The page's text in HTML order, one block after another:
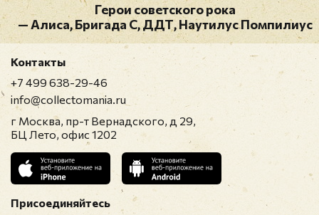
Герои советского рока
— Алиса, Бригада С, ДДТ, Наутилус Помпилиус
Контакты
+7 499 638-29-46
info@collectomania.ru
г Москва, пр-т Вернадского, д 29,
БЦ Лето, офис 1202
Присоединяйтесь